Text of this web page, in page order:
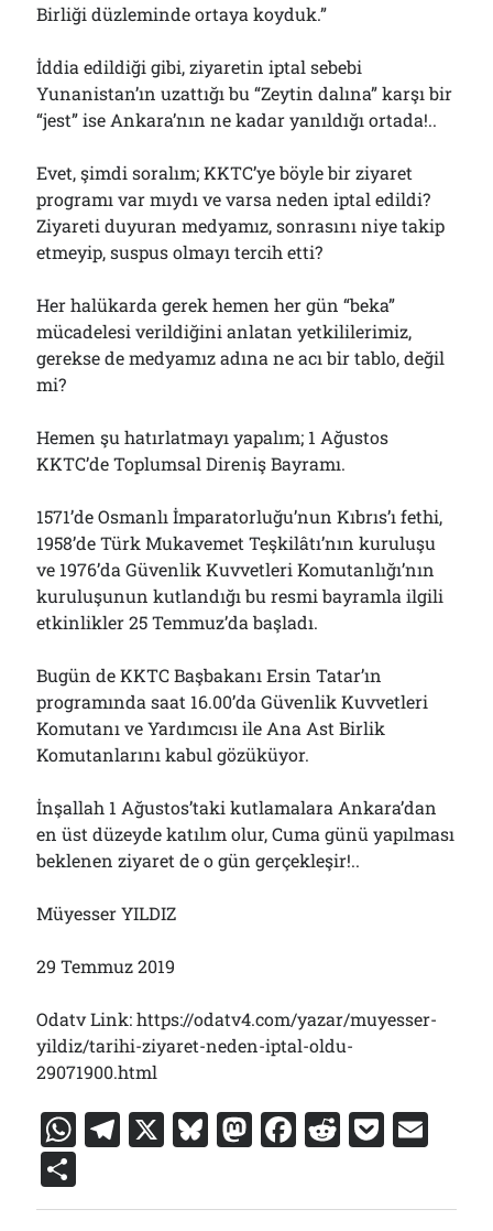
Birliği düzleminde ortaya koyduk.”
İddia edildiği gibi, ziyaretin iptal sebebi
Yunanistan’ın uzattığı bu “Zeytin dalına” karşı bir
“jest” ise Ankara’nın ne kadar yanıldığı ortada!..
Evet, şimdi soralım; KKTC’ye böyle bir ziyaret
programı var mıydı ve varsa neden iptal edildi?
Ziyareti duyuran medyamız, sonrasını niye takip
etmeyip, suspus olmayı tercih etti?
Her halükarda gerek hemen her gün “beka”
mücadelesi verildiğini anlatan yetkililerimiz,
gerekse de medyamız adına ne acı bir tablo, değil
mi?
Hemen şu hatırlatmayı yapalım; 1 Ağustos
KKTC’de Toplumsal Direniş Bayramı.
1571’de Osmanlı İmparatorluğu’nun Kıbrıs’ı fethi,
1958’de Türk Mukavemet Teşkilâtı’nın kuruluşu
ve 1976’da Güvenlik Kuvvetleri Komutanlığı’nın
kuruluşunun kutlandığı bu resmi bayramla ilgili
etkinlikler 25 Temmuz’da başladı.
Bugün de KKTC Başbakanı Ersin Tatar’ın
programında saat 16.00’da Güvenlik Kuvvetleri
Komutanı ve Yardımcısı ile Ana Ast Birlik
Komutanlarını kabul gözüküyor.
İnşallah 1 Ağustos’taki kutlamalara Ankara’dan
en üst düzeyde katılım olur, Cuma günü yapılması
beklenen ziyaret de o gün gerçekleşir!..
Müyesser YILDIZ
29 Temmuz 2019
Odatv Link: https://odatv4.com/yazar/muyesser-
yildiz/tarihi-ziyaret-neden-iptal-oldu-
29071900.html
W
at
T
e
X Bl
e
M
st
F
c
R
d
P
c ai
h